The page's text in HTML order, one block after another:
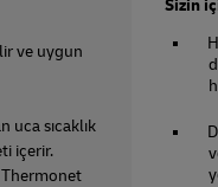
ve uygun
uca sıcaklık
içerir.
Thermonet
Sizin